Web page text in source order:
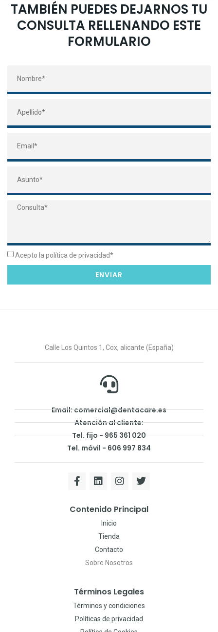
TAMBIÉN PUEDES DEJARNOS TU
CONSULTA RELLENANDO ESTE
FORMULARIO
Acepto la política de privacidad*
ENVIAR
Calle Los Quintos 1, Cox, alicante (España)
Email: comercial@dentacare.es
Atención al cliente:
Tel. fijo - 965 361 020
Tel. móvil - 606 997 834
Contenido Principal
Inicio
Tienda
Contacto
Sobre Nosotros
Términos Legales
Términos y condiciones
Políticas de privacidad